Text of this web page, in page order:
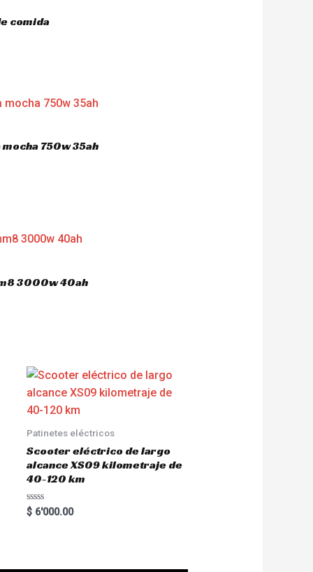
comida
750w 35ah
3000w 40ah
Patinetes eléctricos
Scooter eléctrico de largo
alcance XS09 kilometraje de
40-120 km
R
a
$6'000.00